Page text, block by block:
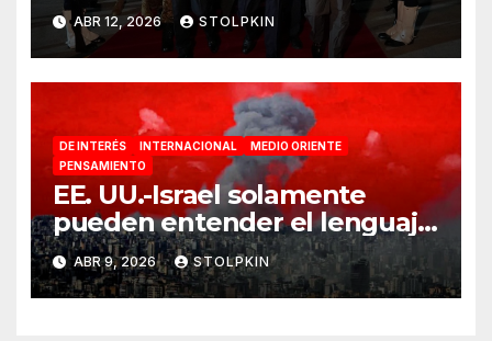
ABR 12, 2026 STOLPKIN
DE INTERÉS INTERNACIONAL
MEDIO ORIENTE
PENSAMIENTO
EE. UU.-Israel solamente
pueden entender el lenguaje
de la guerra
ABR 9, 2026 STOLPKIN